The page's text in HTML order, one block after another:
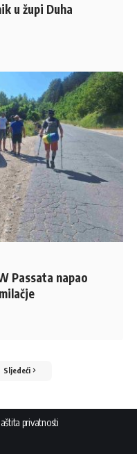
u župi Duha
Passata napao
Sljedeći
privatnosti